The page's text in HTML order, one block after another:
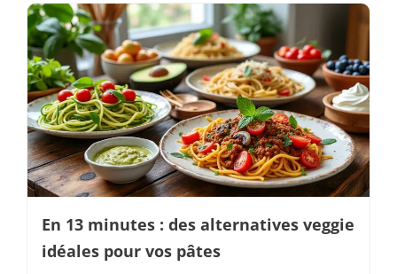
En 13 minutes : des alternatives veggie
idéales pour vos pâtes